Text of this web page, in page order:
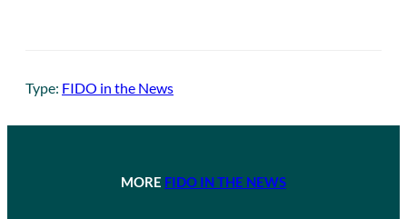
Type: FIDO in the News
MORE FIDO IN THE NEWS